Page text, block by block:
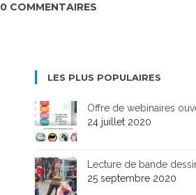
0 COMMENTAIRES
LES PLUS POPULAIRES
Offre de webinaires
24 juillet 2020
Lecture de bande
25 septembre 2020